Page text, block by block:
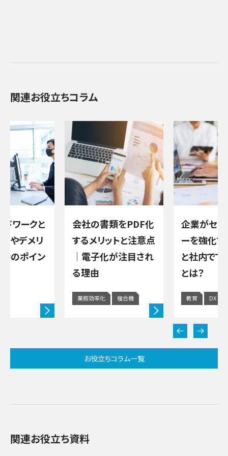
関連お役立ちコラム
をPDF化
トと注意点
注目され
企業がセキュリティ
ーを強化する重要性
と社内でできる対策
とは？
教育 DX
ハイブリ
は？メリッ
ット、導
ト
働き方改革
お役立ちコラム一覧
関連お役立ち資料